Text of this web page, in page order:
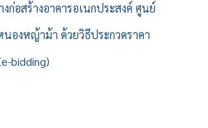
งก่อสร้างอาคารอเนกประสงค์ ศูนย์
องหญ้าม้า ด้วยวิธีประกวดราคา
bidding)